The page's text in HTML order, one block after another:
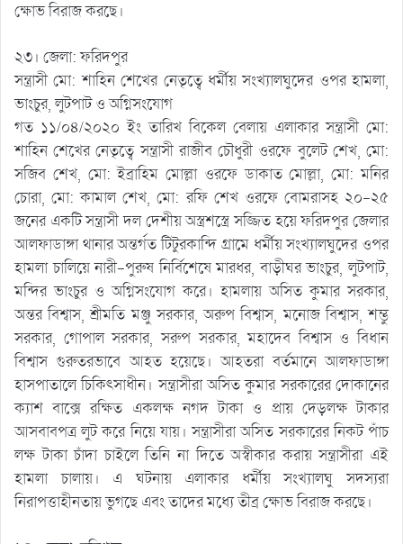
ক্ষোভ বিরাজ করছে।
২৩। জেলা: ফরিদপুর
সন্ত্রাসী মো: শাহিন শেখের নেতৃত্বে ধর্মীয় সংখ্যালঘুদের ওপর হামলা,
ভাংচুর, লুটপাট ও অগ্নিসংযোগ
গত ১১/০৪/২০২০ ইং তারিখ বিকেল বেলায় এলাকার সন্ত্রাসী মো:
শাহিন শেখের নেতৃত্বে সন্ত্রাসী রাজীব চৌধুরী ওরফে বুলেট শেখ, মো:
সজিব শেখ, মো: ইব্রাহিম মোল্লা ওরফে ডাকাত মোল্লা, মো: মনির
চোরা, মো: কামাল শেখ, মো: রফি শেখ ওরফে বোমরাসহ ২০-২৫
জনের একটি সন্ত্রাসী দল দেশীয় অস্ত্রশস্ত্রে সজ্জিত হয়ে ফরিদপুর জেলার
আলফাডাঙ্গা থানার অন্তর্গত টিটুরকান্দি গ্রামে ধর্মীয় সংখ্যালঘুদের ওপর
হামলা চালিয়ে নারী-পুরুষ নির্বিশেষে মারধর, বাড়ীঘর ভাংচুর, লুটপাট,
মন্দির ভাংচুর ও অগ্নিসংযোগ করে। হামলায় অসিত কুমার সরকার,
অন্তর বিশ্বাস, শ্রীমতি মঞ্জু সরকার, অরুপ বিশ্বাস, মনোজ বিশ্বাস, শম্ভু
সরকার, গোপাল সরকার, সরুপ সরকার, মহাদেব বিশ্বাস ও বিধান
বিশ্বাস গুরুতরভাবে আহত হয়েছে। আহতরা বর্তমানে আলফাডাঙ্গা
হাসপাতালে চিকিৎসাধীন। সন্ত্রাসীরা অসিত কুমার সরকারের দোকানের
ক্যাশ বাক্সে রক্ষিত একলক্ষ নগদ টাকা ও প্রায় দেড়লক্ষ টাকার
আসবাবপত্র লুট করে নিয়ে যায়। সন্ত্রাসীরা অসিত সরকারের নিকট পাঁচ
লক্ষ টাকা চাঁদা চাইলে তিনি না দিতে অস্বীকার করায় সন্ত্রাসীরা এই
হামলা চালায়। এ ঘটনায় এলাকার ধর্মীয় সংখ্যালঘু সদস্যরা
নিরাপত্তাহীনতায় ভুগছে এবং তাদের মধ্যে তীব্র ক্ষোভ বিরাজ করছে।